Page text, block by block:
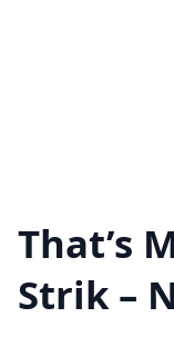
That’s
Strik –